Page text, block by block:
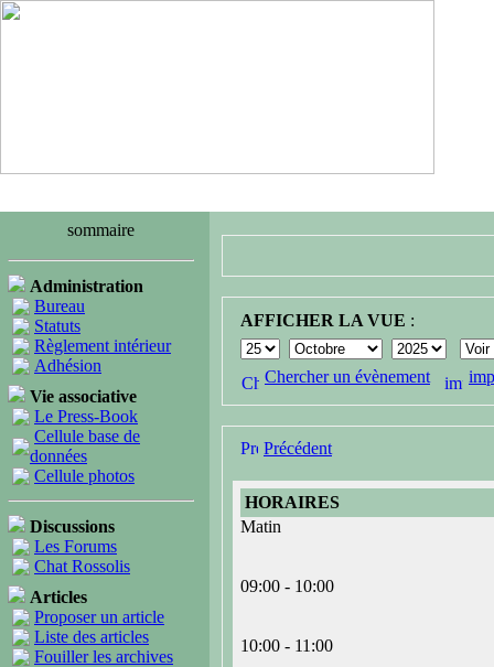
sommaire
Administration
Bureau
Statuts
Règlement intérieur
Adhésion
Vie associative
Le Press-Book
Cellule base de
données
Cellule photos
Discussions
Les Forums
Chat Rossolis
Articles
Proposer un article
Liste des articles
Fouiller les archives
AFFICHER LA VUE :
Chercher un évènement
Précédent
HORAIRES
Matin
09:00 - 10:00
10:00 - 11:00